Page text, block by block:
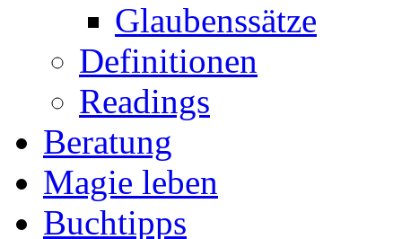
Glaubenssätze
Definitionen
Readings
Beratung
Magie leben
Buchtipps